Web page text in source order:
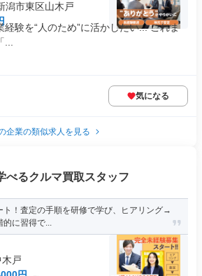
潟市東区山木戸
験を“人のため”に活かしたい... これま
気になる
企業の類似求人を見る
べるクルマ買取スタッフ
ト！査定の手順を研修で学び、ヒアリング→
に習得で...
戸